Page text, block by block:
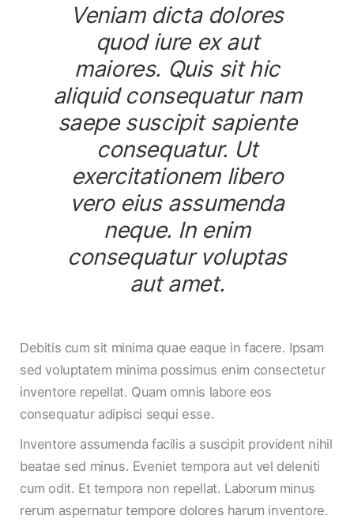
Veniam dicta dolores
quod iure ex aut
maiores. Quis sit hic
aliquid consequatur nam
saepe suscipit sapiente
consequatur. Ut
exercitationem libero
vero eius assumenda
neque. In enim
consequatur voluptas
aut amet.
Debitis cum sit minima quae eaque in facere. Ipsam
sed voluptatem minima possimus enim consectetur
inventore repellat. Quam omnis labore eos
consequatur adipisci sequi esse.
Inventore assumenda facilis a suscipit provident nihil
beatae sed minus. Eveniet tempora aut vel deleniti
cum odit. Et tempora non repellat. Laborum minus
rerum aspernatur tempore dolores harum inventore.